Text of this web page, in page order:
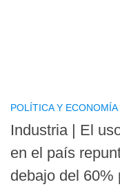
POLÍTICA Y ECONOMÍA
Industria | El
en el país
debajo del 60%